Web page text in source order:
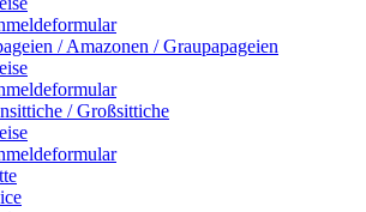
/ Amazonen / Graupapageien
/ Großsittiche